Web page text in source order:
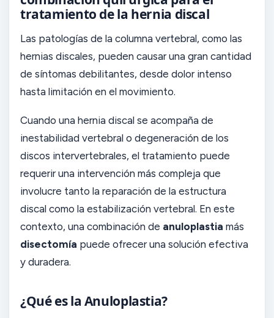
tratamiento de la hernia discal
Las patologías de la columna vertebral, como las
hernias discales, pueden causar una gran cantidad
de síntomas debilitantes, desde dolor intenso
hasta limitación en el movimiento.
Cuando una hernia discal se acompaña de
inestabilidad vertebral o degeneración de los
discos intervertebrales, el tratamiento puede
requerir una intervención más compleja que
involucre tanto la reparación de la estructura
discal como la estabilización vertebral. En este
contexto, una combinación de anuloplastia más
disectomía puede ofrecer una solución efectiva
y duradera.
¿Qué es la Anuloplastia?